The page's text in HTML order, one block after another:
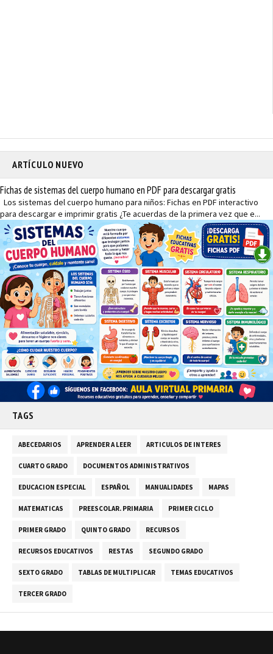
ARTÍCULO NUEVO
Fichas de sistemas del cuerpo humano en PDF para descargar gratis
Los sistemas del cuerpo humano para niños: Fichas en PDF interactivo
para descargar e imprimir gratis ¿Te acuerdas de la primera vez que e...
TAGS
ABECEDARIOS APRENDER A LEER ARTICULOS DE INTERES
CUARTO GRADO DOCUMENTOS ADMINISTRATIVOS
EDUCACION ESPECIAL ESPAÑOL MANUALIDADES MAPAS
MATEMATICAS PREESCOLAR. PRIMARIA PRIMER CICLO
PRIMER GRADO QUINTO GRADO RECURSOS
RECURSOS EDUCATIVOS RESTAS SEGUNDO GRADO
SEXTO GRADO TABLAS DE MULTIPLICAR TEMAS EDUCATIVOS
TERCER GRADO